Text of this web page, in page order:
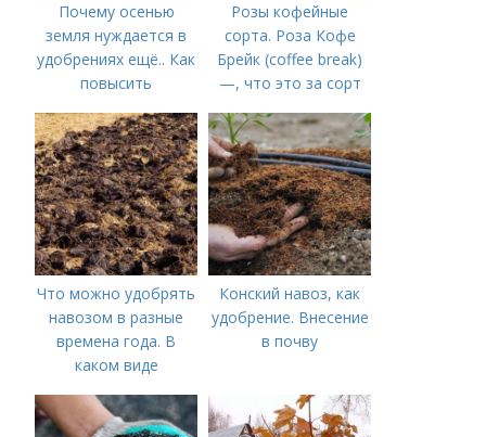
Почему осенью
земля нуждается в
удобрениях ещё.. Как
повысить
осенью
Розы кофейные
сорта. Роза Кофе
Брейк (coffee break)
—, что это за сорт
Что можно удобрять
навозом в разные
времена года. В
каком виде
Конский навоз, как
удобрение. Внесение
в почву